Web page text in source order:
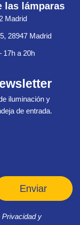
las lámparas
Madrid
28947 Madrid
17h a 20h
iluminación y
de entrada.
Enviar
Privacidad y